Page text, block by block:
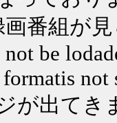
番組が
be
not
が出てき